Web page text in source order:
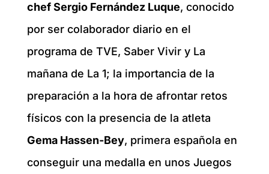
chef Sergio Fernández Luque, conocido
por ser colaborador diario en el
programa de TVE, Saber Vivir y La
mañana de La 1; la importancia de la
preparación a la hora de afrontar retos
físicos con la presencia de la atleta
Gema Hassen-Bey, primera española en
conseguir una medalla en unos Juegos